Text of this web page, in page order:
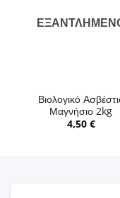
Βιολογικό
Μαγνήσιο 2kg
4,50 €